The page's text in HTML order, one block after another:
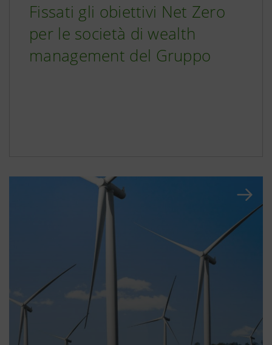
Fissati gli obiettivi Net Zero
per le società di wealth
management del Gruppo